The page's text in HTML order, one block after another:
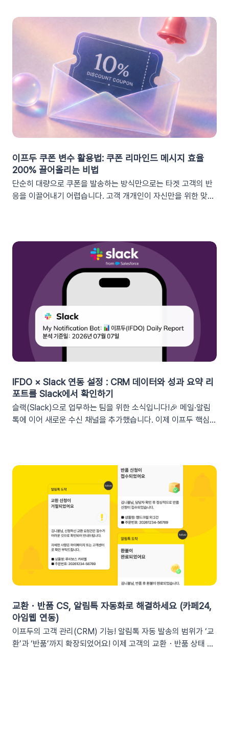
이프두 쿠폰 변수 활용법: 쿠폰 리마인드 메시지 효율
200% 끌어올리는 비법
단순히 대량으로 쿠폰을 발송하는 방식만으로는 타겟 고객의 반
응을 이끌어내기 어렵습니다. 고객 개개인이 자신만을 위한 맞춤
‘쿠폰 변수’ 알아보기쿠폰 코드와 발급일 등 푸시 메시지에 사용
가능한 쿠폰 데이터가 확장되었습니다. 핵심적인 쿠폰 데이터들
을 즉시 활용할 수 있습니다.BeforeAfter쿠폰 변수 사용 가능
세그먼트특정 쿠폰 만료일 (선택형/입력형) 사용 가능한 쿠폰 변
수쿠폰명, 쿠폰 만료일, 사용가능 쿠폰수쿠폰 변수 사용 가능 세
그먼트특정 쿠폰 만료일 (선택형) + 쿠폰코드 (선택형), 특정 쿠
폰 발급일 (선택형), 쿠폰 만료일, 쿠폰 발급일사용 가능한 쿠폰
변수쿠폰명, 쿠폰 만료일 + 쿠폰 발급일, 쿠폰코드💡 ‘사용가능
쿠폰수’ 세그먼트는 ‘회원 변수’에서 이용할 수 있어요.2. 손쉬운
쿠폰 변수 설정 방법세그먼트 선택 단계에서 쿠폰 변수를 사용할
정 쿠폰 만료일 (선택형), 쿠폰코드 (선택형), 특정 쿠폰 발급일
(선택형), 쿠폰 만료일, 쿠폰 발급일텍스트 입력란에서 개인화 변
수 아이콘을 클릭합니다. ‘쿠폰 변수’ 그룹을 클릭한 뒤 원하는 변
수를 선택하여 입력란에 추가하세요. 💡 쿠폰 변수는 테스트 발
확인해 주세요. 3. 실무에서 바로 쓰는 쿠폰 데이터 활용 시나리
오 3가지단순한 쿠폰 안내는 반응이 적어요! 구매 전환율을 높이
는 이프두 쿠폰 변수 활용 시나리오를 확인해 보세요. ⌛️ 만료 임
박 긴급 알림쿠폰이 단순히 ‘만료됩니다’라고 알리는 것보다, 구
체적인 [쿠폰명]을 변수로 넣는 것이 고객의 기억을 되살리는데
도움을 줍니다. 오늘이 마감일임을 강조해 즉각적인 사이트 방문
을 유도하세요. 예시 문구: "OO님, 잊고 계신 [쿠폰명]이 오늘 자
정 만료됩니다! 사라지기 전에 꼭 사용하세요”🎉 신규 발급 리마
인드[발급일]을 명시하면 고객은 본인이 언제 이 혜택을 챙겼는
지 환기하게 됩니다. ‘놓치고 있던 나만의 혜택’이라는 인상을 심
신청하신 혜택, 아직 사용 전이시네요.", "[발급일]에 가입하여 받
으신 쿠폰이 아직 남아있어요."🎖️ 멤버십 등급 차별화고객마다 다
른 등급과 혜택을 [쿠폰명] 변수로 다르게 노출하세요. ‘나만 특
별한 혜택을 받는다’는 느낌을 주어 충성 고객의 이탈을 방지하고
IFDO × Slack 연동 설정 : CRM 데이터와 성과 요약 리
포트를 Slack에서 확인하기
슬랙(Slack)으로 업무하는 팀을 위한 소식입니다!🎉 메일·알림
톡에 이어 새로운 수신 채널을 추가했습니다. 이제 이프두 핵심
커머스, 트래픽, 회원 데이터, 인앱 메시지 및 푸시 메시지 성과
등기존 발송 방식: 알림톡, 이메일신규 추가: 슬랙(Slack) 메시지
2. 쇼핑몰 운영, 슬랙(Slack) 리포트 연동이 좋은 이유실시간 성
과 가시성 확보커머스 매출, 트래픽, 회원 데이터 등 핵심 성과를
업무 전용 채널인 슬랙에서 즉시 확인할 수 있습니다. 업무 전용
채널을 통한 소통 최적화개인용 메신저인 알림톡(카카오톡)과 달
리, 슬랙은 업무에 최적화된 협업 툴입니다. 업무 흐름 안에서 성
과를 확인하여 공적인 소통 효율을 높일 수 있습니다.데이터 기반
의 의사결정 문화데이터 리포트가 업무 대화 흐름 속에 자연스럽
게 공유되어, 팀원 모두가 데이터를 바탕으로 효율적인 의사결정
화별도의 보고서 작성이나 시스템 접속 없이 성과를 파악할 수 있
어, 반복 업무는 줄이고 쇼핑몰의 성장 전략에 집중할 수 있습니
다.3. 슬랙(Slack) 리포트 연동 방법아래 절차에 따라 슬랙 연동
을 진행하면 즉시 리포트 수신이 가능합니다. (⏰ 소요 시간 4
교환・반품 CS, 알림톡 자동화로 해결하세요 (카페24,
아임웹 연동)
이프두의 고객 관리(CRM) 기능! 알림톡 자동 발송의 범위가 ‘교
환’과 ‘반품’까지 확장되었어요! 이제 고객의 교환・반품 상태 변